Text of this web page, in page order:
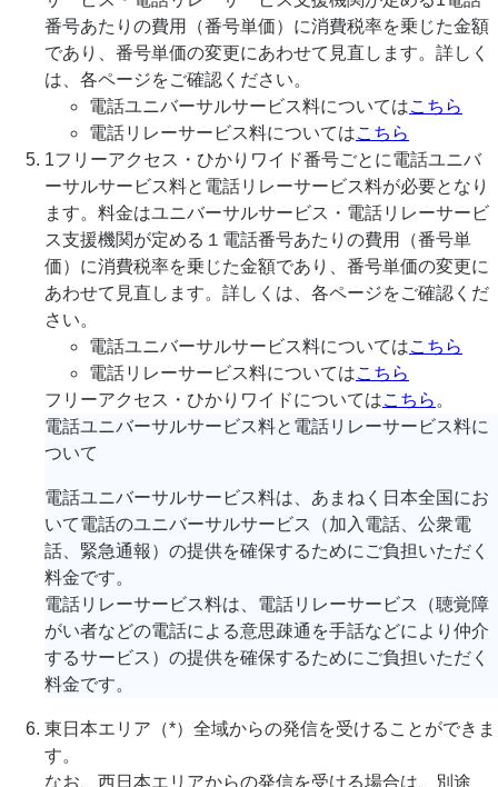
番号あたりの費用（番号単価）に消費税率を乗じた金額
であり、番号単価の変更にあわせて見直します。詳しく
は、各ページをご確認ください。
電話ユニバーサルサービス料についてはこちら
電話リレーサービス料についてはこちら
1フリーアクセス・ひかりワイド番号ごとに電話ユニバ
ーサルサービス料と電話リレーサービス料が必要となり
ます。料金はユニバーサルサービス・電話リレーサービ
ス支援機関が定める１電話番号あたりの費用（番号単
価）に消費税率を乗じた金額であり、番号単価の変更に
あわせて見直します。詳しくは、各ページをご確認くだ
さい。
電話ユニバーサルサービス料についてはこちら
電話リレーサービス料についてはこちら
フリーアクセス・ひかりワイドについてはこちら 。
電話ユニバーサルサービス料と電話リレーサービス料に
ついて
電話ユニバーサルサービス料は、あまねく日本全国にお
いて電話のユニバーサルサービス（加入電話、公衆電
話、緊急通報）の提供を確保するためにご負担いただく
料金です。
電話リレーサービス料は、電話リレーサービス（聴覚障
がい者などの電話による意思疎通を手話などにより仲介
するサービス）の提供を確保するためにご負担いただく
料金です。
東日本エリア（*）全域からの発信を受けることができま
す。
なお、西日本エリアからの発信を受ける場合は、別途